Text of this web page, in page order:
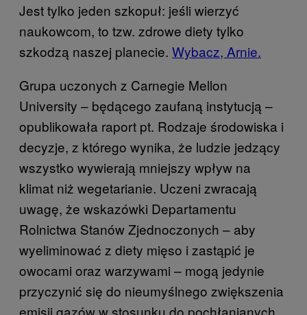
Jest tylko jeden szkopuł: jeśli wierzyć
naukowcom, to tzw. zdrowe diety tylko
szkodzą naszej planecie. Wybacz, Arnie.
Grupa uczonych z Carnegie Mellon
University – będącego zaufaną instytucją –
opublikowała raport pt. Rodzaje środowiska i
decyzje, z którego wynika, że ludzie jedzący
wszystko wywierają mniejszy wpływ na
klimat niż wegetarianie. Uczeni zwracają
uwagę, że wskazówki Departamentu
Rolnictwa Stanów Zjednoczonych – aby
wyeliminować z diety mięso i zastąpić je
owocami oraz warzywami – mogą jedynie
przyczynić się do nieumyślnego zwiększenia
emisji gazów w stosunku do pochłanianych